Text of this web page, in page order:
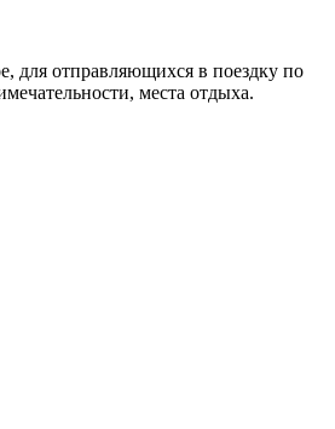
для отправляющихся в поездку по
места отдыха.